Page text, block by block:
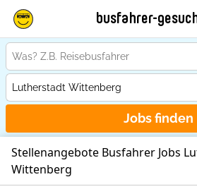
busfahrer-
Jobs finden
Stellenangebote Busfahrer Jobs
Wittenberg